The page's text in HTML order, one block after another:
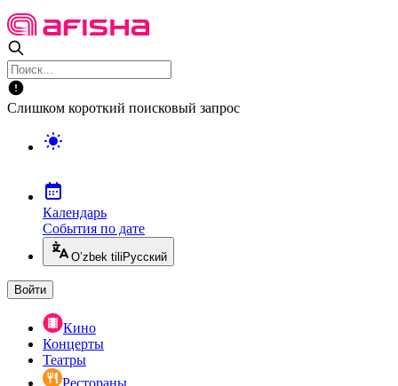
Слишком короткий поисковый запрос
Календарь
События по дате
O’zbek tili Русский
Войти
Кино
Концерты
Театры